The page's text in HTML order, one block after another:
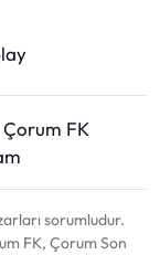
Çorum FK
sorumludur.
FK, Çorum Son